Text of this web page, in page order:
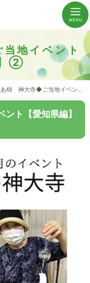
地イベント
】②
。介護のことならシェルパへ。
あ樹
神大寺◆ご当地イベント【愛知県編】②
ト【愛知県編】